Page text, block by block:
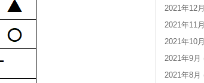
2021年12月
2021年11月
2021年10月
2021年9月
2021年8月